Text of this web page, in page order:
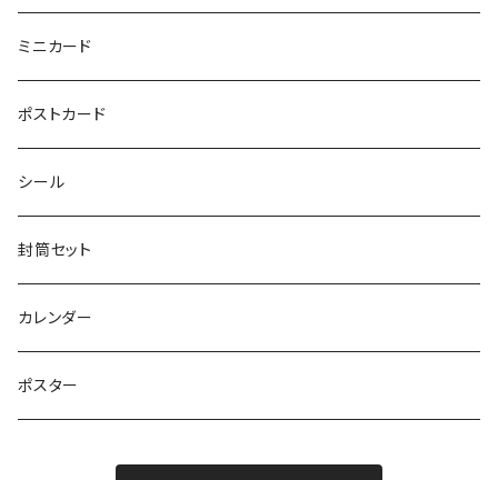
ミニカード
ポストカード
シール
封筒セット
カレンダー
ポスター